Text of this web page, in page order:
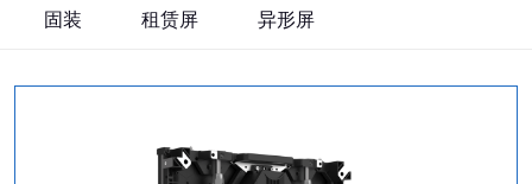
固装 租赁屏 异形屏